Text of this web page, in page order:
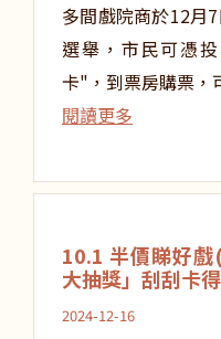
多間戲院商於12月
選舉，市民可憑
卡"，到票房購票，
閱讀更多
10.1 半價睇好
大抽獎」刮刮卡
2024-12-16